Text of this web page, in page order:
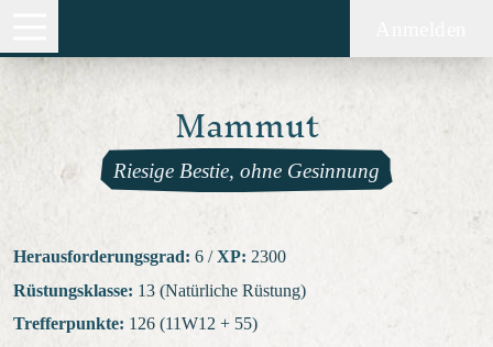
Mammut
Riesige Bestie, ohne Gesinnung
Herausforderungsgrad: 6 / XP: 2300
Rüstungsklasse: 13 (Natürliche Rüstung)
Trefferpunkte: 126 (11W12 + 55)